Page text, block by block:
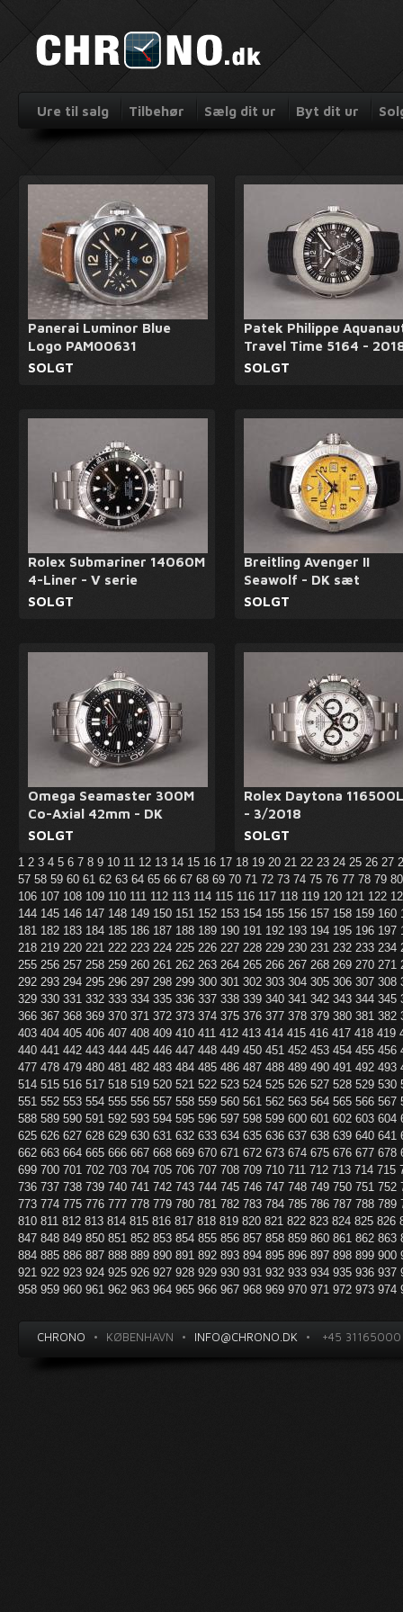
Ure til salg Tilbehør Sælg dit ur Byt dit ur
Panerai Luminor Blue
Logo PAM00631
SOLGT
Patek Philippe
Travel Time 5164 -
SOLGT
Rolex Submariner 14060M
4-Liner - V serie
SOLGT
Breitling Avenger II
Seawolf - DK sæt
SOLGT
Omega Seamaster 300M
Co-Axial 42mm - DK
SOLGT
Rolex Daytona
- 3/2018
SOLGT
1 2 3 4 5 6 7 8 9 10 11 12 13 14 15 16 17 18 19 20 21 22 23 24 25 26 27
57 58 59 60 61 62 63 64 65 66 67 68 69 70 71 72 73 74 75 76 77 78 79
106 107 108 109 110 111 112 113 114 115 116 117 118 119 120 121 122
144 145 146 147 148 149 150 151 152 153 154 155 156 157 158 159 160
181 182 183 184 185 186 187 188 189 190 191 192 193 194 195 196 197
218 219 220 221 222 223 224 225 226 227 228 229 230 231 232 233 234
255 256 257 258 259 260 261 262 263 264 265 266 267 268 269 270 271
292 293 294 295 296 297 298 299 300 301 302 303 304 305 306 307 308
329 330 331 332 333 334 335 336 337 338 339 340 341 342 343 344 345
366 367 368 369 370 371 372 373 374 375 376 377 378 379 380 381 382
403 404 405 406 407 408 409 410 411 412 413 414 415 416 417 418 419
440 441 442 443 444 445 446 447 448 449 450 451 452 453 454 455 456
477 478 479 480 481 482 483 484 485 486 487 488 489 490 491 492 493
514 515 516 517 518 519 520 521 522 523 524 525 526 527 528 529 530
551 552 553 554 555 556 557 558 559 560 561 562 563 564 565 566 567
588 589 590 591 592 593 594 595 596 597 598 599 600 601 602 603 604
625 626 627 628 629 630 631 632 633 634 635 636 637 638 639 640 641
662 663 664 665 666 667 668 669 670 671 672 673 674 675 676 677 678
699 700 701 702 703 704 705 706 707 708 709 710 711 712 713 714 715
736 737 738 739 740 741 742 743 744 745 746 747 748 749 750 751 752
773 774 775 776 777 778 779 780 781 782 783 784 785 786 787 788 789
810 811 812 813 814 815 816 817 818 819 820 821 822 823 824 825 826
847 848 849 850 851 852 853 854 855 856 857 858 859 860 861 862 863
884 885 886 887 888 889 890 891 892 893 894 895 896 897 898 899 900
921 922 923 924 925 926 927 928 929 930 931 932 933 934 935 936 937
958 959 960 961 962 963 964 965 966 967 968 969 970 971 972 973 974
CHRONO • KØBENHAVN • INFO@CHRONO.DK • +45 31165000